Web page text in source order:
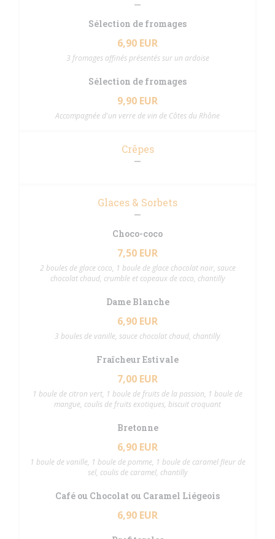
Sélection de fromages
6,90 EUR
3 fromages affinés présentés sur un ardoise
Sélection de fromages
9,90 EUR
Accompagnée d'un verre de vin de Côtes du Rhône
Crêpes
Glaces & Sorbets
Choco-coco
7,50 EUR
2 boules de glace coco, 1 boule de glace chocolat noir, sauce
chocolat chaud, crumble et copeaux de coco, chantilly
Dame Blanche
6,90 EUR
3 boules de vanille, sauce chocolat chaud, chantilly
Fraîcheur Estivale
7,00 EUR
1 boule de citron vert, 1 boule de fruits de la passion, 1 boule de
mangue, coulis de fruits exotiques, biscuit croquant
Bretonne
6,90 EUR
1 boule de vanille, 1 boule de pomme, 1 boule de caramel fleur de
sel, coulis de caramel, chantilly
Café ou Chocolat ou Caramel Liégeois
6,90 EUR